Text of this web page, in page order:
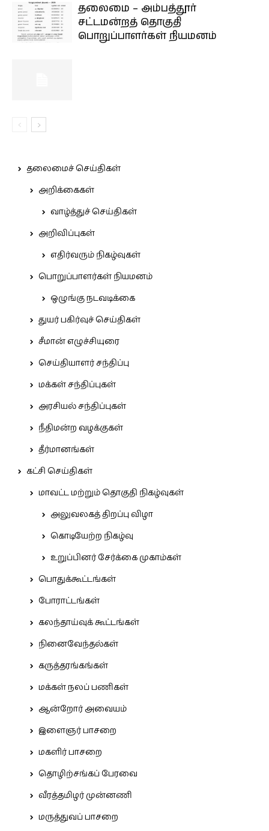
தலைமை – அம்பத்தூர்
சட்டமன்றத் தொகுதி
பொறுப்பாளர்கள் நியமனம்
தலைமைச் செய்திகள்
அறிக்கைகள்
வாழ்த்துச் செய்திகள்
அறிவிப்புகள்
எதிர்வரும் நிகழ்வுகள்
பொறுப்பாளர்கள் நியமனம்
ஒழுங்கு நடவடிக்கை
துயர் பகிர்வுச் செய்திகள்
சீமான் எழுச்சியுரை
செய்தியாளர் சந்திப்பு
மக்கள் சந்திப்புகள்
அரசியல் சந்திப்புகள்
நீதிமன்ற வழக்குகள்
தீர்மானங்கள்
கட்சி செய்திகள்
மாவட்ட மற்றும் தொகுதி நிகழ்வுகள்
அலுவலகத் திறப்பு விழா
கொடியேற்ற நிகழ்வு
உறுப்பினர் சேர்க்கை முகாம்கள்
பொதுக்கூட்டங்கள்
போராட்டங்கள்
கலந்தாய்வுக் கூட்டங்கள்
நினைவேந்தல்கள்
கருத்தரங்கங்கள்
மக்கள் நலப் பணிகள்
ஆன்றோர் அவையம்
இளைஞர் பாசறை
மகளிர் பாசறை
தொழிற்சங்கப் பேரவை
வீரத்தமிழர் முன்னணி
மருத்துவப் பாசறை